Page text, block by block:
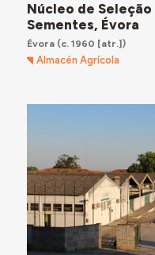
Núcleo de
Sementes, Évora
Évora(c. 1960 [atr.])
Almacén Agrícola